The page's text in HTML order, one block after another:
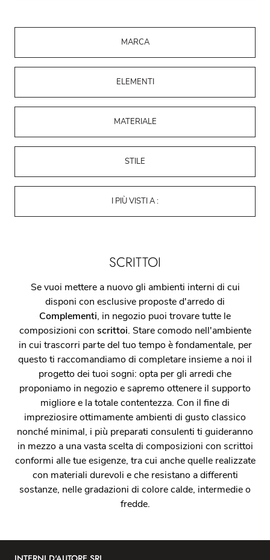
MARCA
ELEMENTI
MATERIALE
STILE
I PIÙ VISTI A :
SCRITTOI
Se vuoi mettere a nuovo gli ambienti interni di cui
disponi con esclusive proposte d'arredo di
Complementi, in negozio puoi trovare tutte le
composizioni con scrittoi. Stare comodo nell'ambiente
in cui trascorri parte del tuo tempo è fondamentale, per
questo ti raccomandiamo di completare insieme a noi il
progetto dei tuoi sogni: opta per gli arredi che
proponiamo in negozio e sapremo ottenere il supporto
migliore e la totale contentezza. Con il fine di
impreziosire ottimamente ambienti di gusto classico
nonché minimal, i più preparati consulenti ti guideranno
in mezzo a una vasta scelta di composizioni con scrittoi
conformi alle tue esigenze, tra cui anche quelle realizzate
con materiali durevoli e che resistano a differenti
sostanze, nelle gradazioni di colore calde, intermedie o
fredde.